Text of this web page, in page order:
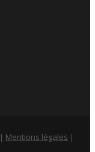
Mentions légales |